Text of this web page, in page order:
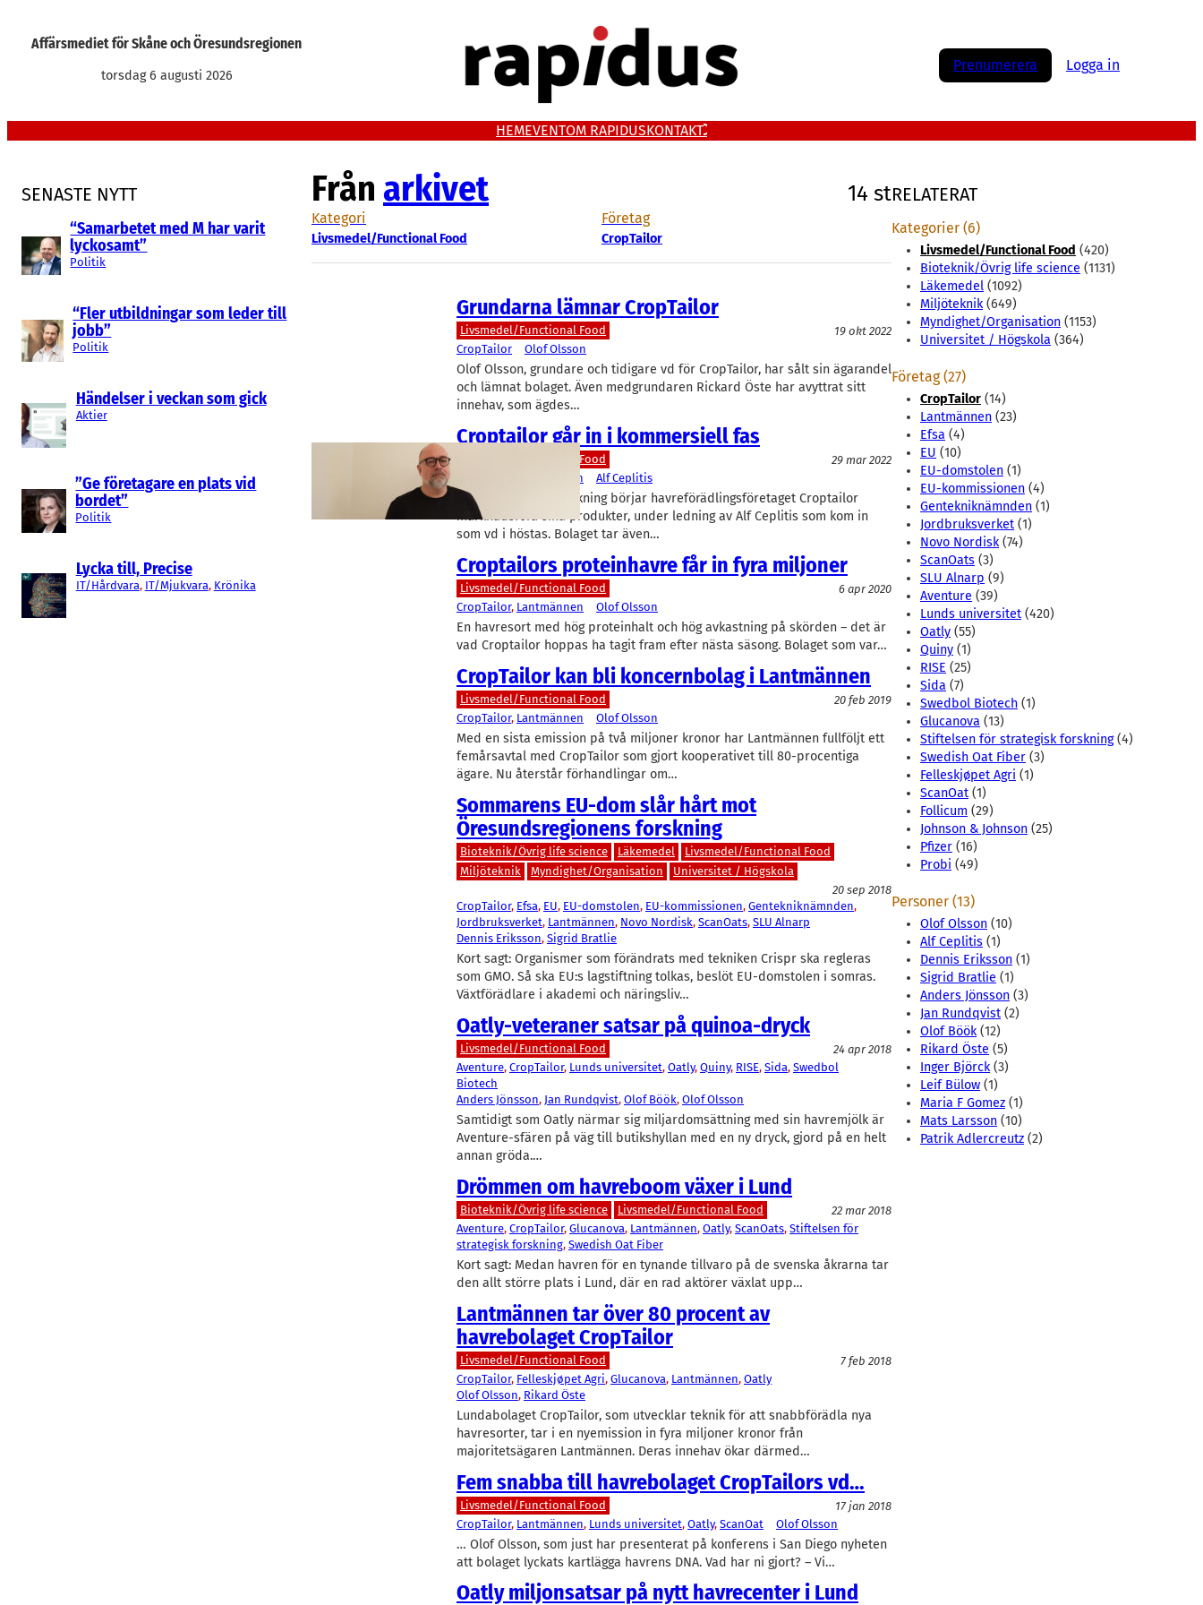
Affärsmediet för Skåne och Öresundsregionen
torsdag 6 augusti 2026
Prenumerera Logga in
HEMEVENTOM RAPIDUSKONTAKT
SENASTE NYTT
“Samarbetet med M har varit
lyckosamt”
Politik
“Fler utbildningar som leder till
jobb”
Politik
Händelser i veckan som gick
Aktier
”Ge företagare en plats vid
bordet”
Politik
Lycka till, Precise
IT/Hårdvara, IT/Mjukvara, Krönika
Från arkivet 14 st
Kategori
Livsmedel/Functional Food
Företag
CropTailor
Grundarna lämnar CropTailor
Livsmedel/Functional Food
19 okt 2022
CropTailor
Olof Olsson
Olof Olsson, grundare och tidigare vd för CropTailor, har sålt sin ägarandel
och lämnat bolaget. Även medgrundaren Rickard Öste har avyttrat sitt
innehav, som ägdes…
Croptailor går in i kommersiell fas
Livsmedel/Functional Food
29 mar 2022
Lantmännen Alf Ceplitis
Efter många års forskning börjar havreförädlingsföretaget Croptailor
marknadsföra sina produkter, under ledning av Alf Ceplitis som kom in
som vd i höstas. Bolaget tar även…
Croptailors proteinhavre får in fyra miljoner
Livsmedel/Functional Food
6 apr 2020
CropTailor, Lantmännen Olof Olsson
En havresort med hög proteinhalt och hög avkastning på skörden – det är
vad Croptailor hoppas ha tagit fram efter nästa säsong. Bolaget som var…
CropTailor kan bli koncernbolag i Lantmännen
Livsmedel/Functional Food
20 feb 2019
CropTailor, Lantmännen Olof Olsson
Med en sista emission på två miljoner kronor har Lantmännen fullföljt ett
femårsavtal med CropTailor som gjort kooperativet till 80-procentiga
ägare. Nu återstår förhandlingar om…
Sommarens EU-dom slår hårt mot
Öresundsregionens forskning
Bioteknik/Övrig life science Läkemedel
Livsmedel/Functional Food
Miljöteknik
Myndighet/Organisation
Universitet / Högskola
20 sep 2018
CropTailor, Efsa, EU, EU-domstolen, EU-kommissionen, Gentekniknämnden
Jordbruksverket, Lantmännen, Novo Nordisk, ScanOats, SLU Alnarp
Dennis Eriksson, Sigrid Bratlie
Kort sagt: Organismer som förändrats med tekniken Crispr ska regleras
som GMO. Så ska EU:s lagstiftning tolkas, beslöt EU-domstolen i somras.
Växtförädlare i akademi och näringsliv…
Oatly-veteraner satsar på quinoa-dryck
Livsmedel/Functional Food
24 apr 2018
Aventure, CropTailor, Lunds universitet, Oatly, Quiny, RISE, Sida, Swedbol
Biotech
Anders Jönsson, Jan Rundqvist, Olof Böök, Olof Olsson
Samtidigt som Oatly närmar sig miljardomsättning med sin havremjölk är
Aventure-sfären på väg till butikshyllan med en ny dryck, gjord på en helt
annan gröda.…
Drömmen om havreboom växer i Lund
Bioteknik/Övrig life science Livsmedel/Functional Food
22 mar 2018
Aventure, CropTailor, Glucanova, Lantmännen, Oatly, ScanOats, Stiftelsen för
strategisk forskning, Swedish Oat Fiber
Kort sagt: Medan havren för en tynande tillvaro på de svenska åkrarna tar
den allt större plats i Lund, där en rad aktörer växlat upp…
Lantmännen tar över 80 procent av
havrebolaget CropTailor
Livsmedel/Functional Food
7 feb 2018
CropTailor, Felleskjøpet Agri, Glucanova, Lantmännen, Oatly
Olof Olsson, Rikard Öste
Lundabolaget CropTailor, som utvecklar teknik för att snabbförädla nya
havresorter, tar i en nyemission in fyra miljoner kronor från
majoritetsägaren Lantmännen. Deras innehav ökar därmed…
Fem snabba till havrebolaget CropTailors vd…
Livsmedel/Functional Food
17 jan 2018
CropTailor, Lantmännen, Lunds universitet, Oatly, ScanOat Olof Olsson
… Olof Olsson, som just har presenterat på konferens i San Diego nyheten
att bolaget lyckats kartlägga havrens DNA. Vad har ni gjort? – Vi…
Oatly miljonsatsar på nytt havrecenter i Lund
RELATERAT
Kategorier (6)
Livsmedel/Functional Food (420)
Bioteknik/Övrig life science (1131)
Läkemedel (1092)
Miljöteknik(649)
Myndighet/Organisation (1153)
Universitet / Högskola (364)
Företag (27)
CropTailor (14)
Lantmännen (23)
Efsa (4)
EU (10)
EU-domstolen (1)
EU-kommissionen (4)
Gentekniknämnden (1)
Jordbruksverket (1)
Novo Nordisk(74)
ScanOats (3)
SLU Alnarp (9)
Aventure (39)
Lunds universitet (420)
Oatly (55)
Quiny (1)
RISE (25)
Sida (7)
Swedbol Biotech (1)
Glucanova (13)
Stiftelsen för strategisk forskning(4)
Swedish Oat Fiber (3)
Felleskjøpet Agri (1)
ScanOat (1)
Follicum (29)
Johnson & Johnson (25)
Pfizer (16)
Probi (49)
Personer (13)
Olof Olsson (10)
Alf Ceplitis (1)
Dennis Eriksson (1)
Sigrid Bratlie (1)
Anders Jönsson (3)
Jan Rundqvist (2)
Olof Böök(12)
Rikard Öste (5)
Inger Björck(3)
Leif Bülow (1)
Maria F Gomez (1)
Mats Larsson (10)
Patrik Adlercreutz (2)